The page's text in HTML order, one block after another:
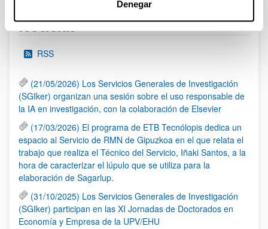
Denegar
Noticias
RSS
(21/05/2026) Los Servicios Generales de Investigación
(SGIker) organizan una sesión sobre el uso responsable de
la IA en investigación, con la colaboración de Elsevier
(17/03/2026) El programa de ETB Tecnólopis dedica un
espacio al Servicio de RMN de Gipuzkoa en el que relata el
trabajo que realiza el Técnico del Servicio, Iñaki Santos, a la
hora de caracterizar el lúpulo que se utiliza para la
elaboración de Sagarlup.
(31/10/2025) Los Servicios Generales de Investigación
(SGIker) participan en las XI Jornadas de Doctorados en
Economía y Empresa de la UPV/EHU